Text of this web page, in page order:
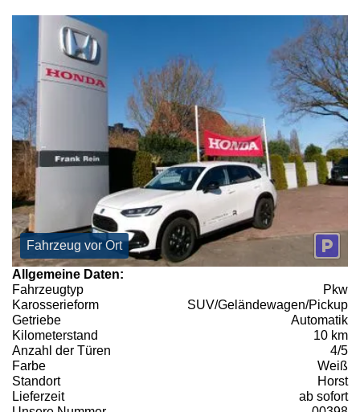
Fahrzeug vor Ort
Allgemeine Daten:
Fahrzeugtyp
Pkw
Karosserieform
SUV/Geländewagen/Pickup
Getriebe
Automatik
Kilometerstand
10 km
Anzahl der Türen
4/5
Farbe
Weiß
Standort
Horst
Lieferzeit
ab sofort